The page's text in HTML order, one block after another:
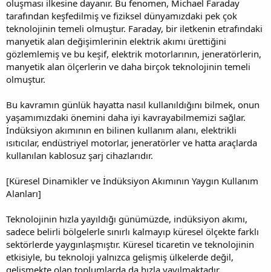
oluşması ilkesine dayanır. Bu fenomen, Michael Faraday
tarafından keşfedilmiş ve fiziksel dünyamızdaki pek çok
teknolojinin temeli olmuştur. Faraday, bir iletkenin etrafındaki
manyetik alan değişimlerinin elektrik akımı ürettiğini
gözlemlemiş ve bu keşif, elektrik motorlarının, jeneratörlerin,
manyetik alan ölçerlerin ve daha birçok teknolojinin temeli
olmuştur.
Bu kavramın günlük hayatta nasıl kullanıldığını bilmek, onun
yaşamımızdaki önemini daha iyi kavrayabilmemizi sağlar.
İndüksiyon akımının en bilinen kullanım alanı, elektrikli
ısıtıcılar, endüstriyel motorlar, jeneratörler ve hatta araçlarda
kullanılan kablosuz şarj cihazlarıdır.
[Küresel Dinamikler ve İndüksiyon Akımının Yaygın Kullanım
Alanları]
Teknolojinin hızla yayıldığı günümüzde, indüksiyon akımı,
sadece belirli bölgelerle sınırlı kalmayıp küresel ölçekte farklı
sektörlerde yaygınlaşmıştır. Küresel ticaretin ve teknolojinin
etkisiyle, bu teknoloji yalnızca gelişmiş ülkelerde değil,
gelişmekte olan toplumlarda da hızla yayılmaktadır.